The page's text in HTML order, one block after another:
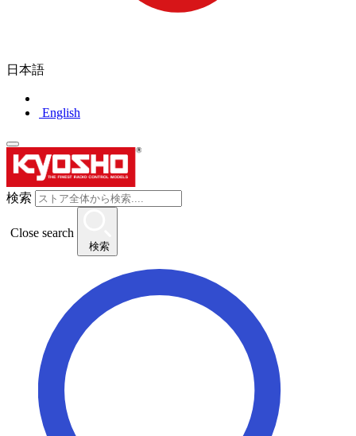
日本語
English
検索
Close search
検索